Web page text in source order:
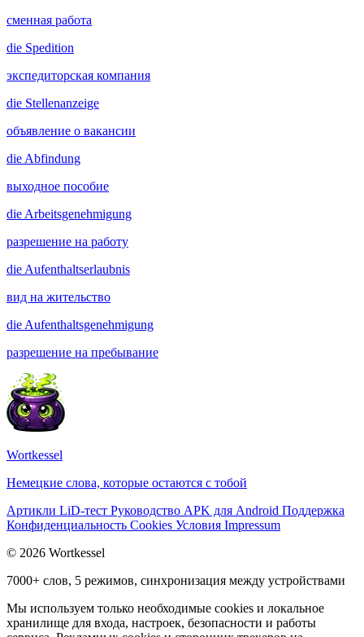
сменная работа
die Spedition
экспедиторская компания
die Stellenanzeige
объявление о вакансии
die Abfindung
выходное пособие
die Arbeitsgenehmigung
разрешение на работу
die Aufenthaltserlaubnis
вид на жительство
die Aufenthaltsgenehmigung
разрешение на пребывание
Wortkessel
Немецкие слова, которые остаются с тобой
Артикли LiD-тест Руководство APK для Android Поддержка
Конфиденциальность Cookies Условия Impressum
© 2026 Wortkessel
7000+ слов, 5 режимов, синхронизация между устройствами
Мы используем только необходимые cookies и локальное
хранилище для входа, настроек, безопасности и работы